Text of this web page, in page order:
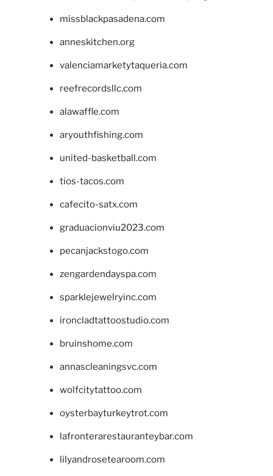
missblackpasadena.com
anneskitchen.org
valenciamarketytaqueria.com
reefrecordsllc.com
alawaffle.com
aryouthfishing.com
united-basketball.com
tios-tacos.com
cafecito-satx.com
graduacionviu2023.com
pecanjackstogo.com
zengardendayspa.com
sparklejewelryinc.com
ironcladtattoostudio.com
bruinshome.com
annascleaningsvc.com
wolfcitytattoo.com
oysterbayturkeytrot.com
lafronterarestauranteybar.com
lilyandrosetearoom.com